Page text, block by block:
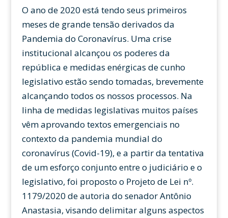
O ano de 2020 está tendo seus primeiros
meses de grande tensão derivados da
Pandemia do Coronavírus. Uma crise
institucional alcançou os poderes da
república e medidas enérgicas de cunho
legislativo estão sendo tomadas, brevemente
alcançando todos os nossos processos. Na
linha de medidas legislativas muitos países
vêm aprovando textos emergenciais no
contexto da pandemia mundial do
coronavírus (Covid-19), e a partir da tentativa
de um esforço conjunto entre o judiciário e o
legislativo, foi proposto o Projeto de Lei nº.
1179/2020 de autoria do senador Antônio
Anastasia, visando delimitar alguns aspectos